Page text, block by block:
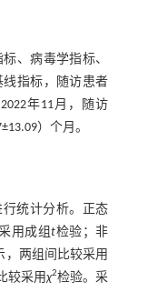
、病毒学指标、
指标，随访患者
年11月，随访
）个月。
行统计分析。正态
用成组t检验；非
，两组间比较采用
较采用χ2检验。采